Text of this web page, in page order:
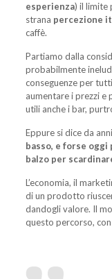
esperienza) il limite
strana percezione
caffè.
Partiamo dalla
probabilmente
conseguenze per
aumentare i prezzi e
utili anche i bar,
Eppure si dice da
basso, e forse oggi
balzo per
L’economia, il
di un prodotto
dandogli valore. Il
questo percorso, con